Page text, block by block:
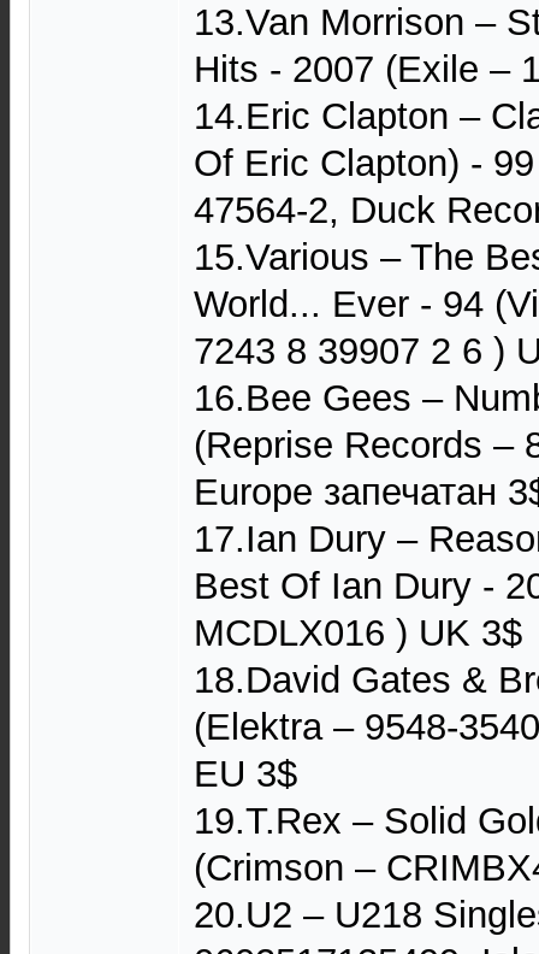
13.Van Morrison –
Hits - 2007 (Exile –
14.Eric Clapton –
Of Eric Clapton) -
47564-2, Duck
15.Various – The
World... Ever - 94
7243 8 39907 2 6 )
16.Bee Gees –
(Reprise Records –
Europe запечатан
17.Ian Dury –
Best Of Ian Dury -
MCDLX016 ) UK 3$
18.David Gates &
(Elektra – 9548-
EU 3$
19.T.Rex – Solid
(Crimson –
20.U2 – U218